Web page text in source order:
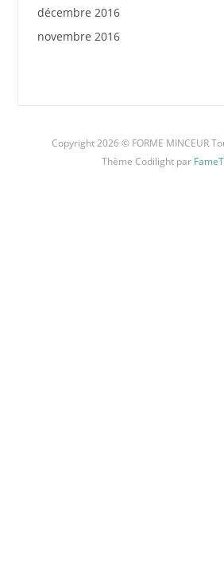
décembre 2016
novembre 2016
Copyright 2026 © FORME MINCEUR
Thème Codilight par